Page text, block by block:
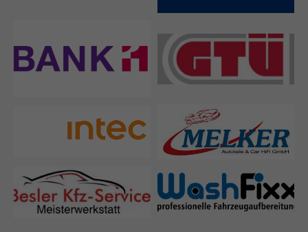
Bank11
FAHRZEUGTECHNIK GmbH
Intec AG
Melker Autoteile & Car HiFi
GmbH
Besler Kfz-Service
Mesiterwerkstatt
Washfixx